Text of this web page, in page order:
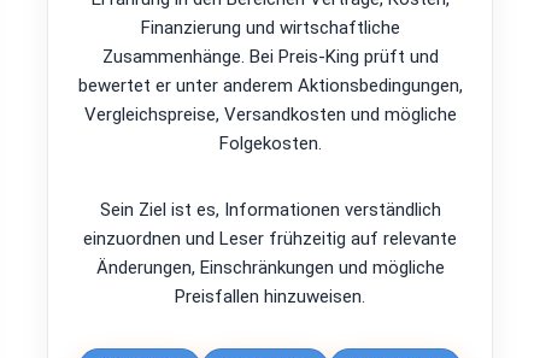
Finanzierung und wirtschaftliche
Zusammenhänge. Bei Preis-King prüft und
bewertet er unter anderem Aktionsbedingungen,
Vergleichspreise, Versandkosten und mögliche
Folgekosten.
Sein Ziel ist es, Informationen verständlich
einzuordnen und Leser frühzeitig auf relevante
Änderungen, Einschränkungen und mögliche
Preisfallen hinzuweisen.